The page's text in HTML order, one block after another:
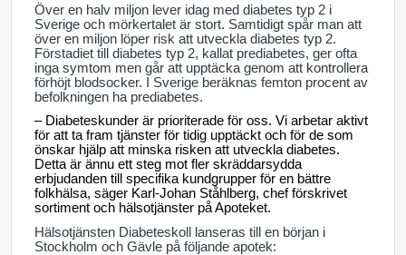
Över en halv miljon lever idag med diabetes typ 2 i
Sverige och mörkertalet är stort. Samtidigt spår man att
över en miljon löper risk att utveckla diabetes typ 2.
Förstadiet till diabetes typ 2, kallat prediabetes, ger ofta
inga symtom men går att upptäcka genom att kontrollera
förhöjt blodsocker. I Sverige beräknas femton procent av
befolkningen ha prediabetes.
– Diabeteskunder är prioriterade för oss. Vi arbetar aktivt
för att ta fram tjänster för tidig upptäckt och för de som
önskar hjälp att minska risken att utveckla diabetes.
Detta är ännu ett steg mot fler skräddarsydda
erbjudanden till specifika kundgrupper för en bättre
folkhälsa, säger Karl-Johan Ståhlberg, chef förskrivet
sortiment och hälsotjänster på Apoteket.
Hälsotjänsten Diabeteskoll lanseras till en början i
Stockholm och Gävle på följande apotek: